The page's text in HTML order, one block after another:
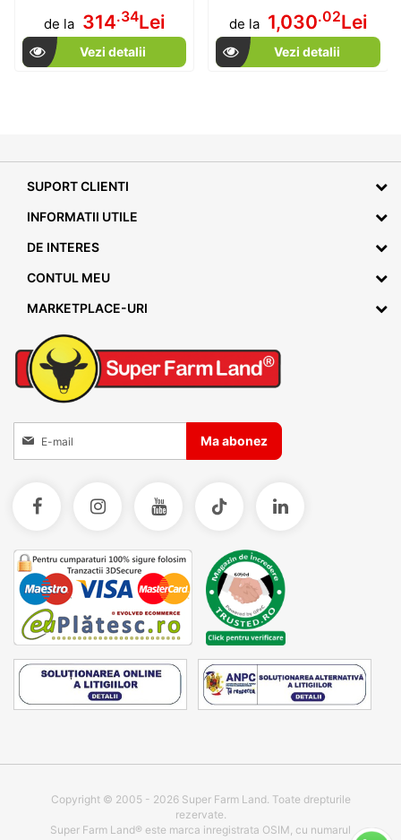
de la 314.34Lei
Vezi detalii
de la 1,030.02Lei
Vezi detalii
SUPORT CLIENTI
INFORMATII UTILE
DE INTERES
CONTUL MEU
MARKETPLACE-URI
Inscrieti-va la Buletinele noastre informative
Ma abonez
Copyright © 2005 - 2026 Super Farm Land. Toate drepturile
rezervate.
Super Farm Land® este marca inregistrata OSIM, cu numarul